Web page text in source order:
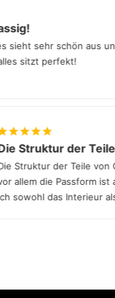
sehr schön aus und
perfekt!
Die Struktur der
Die Struktur der
vor allem die
ich sowohl das